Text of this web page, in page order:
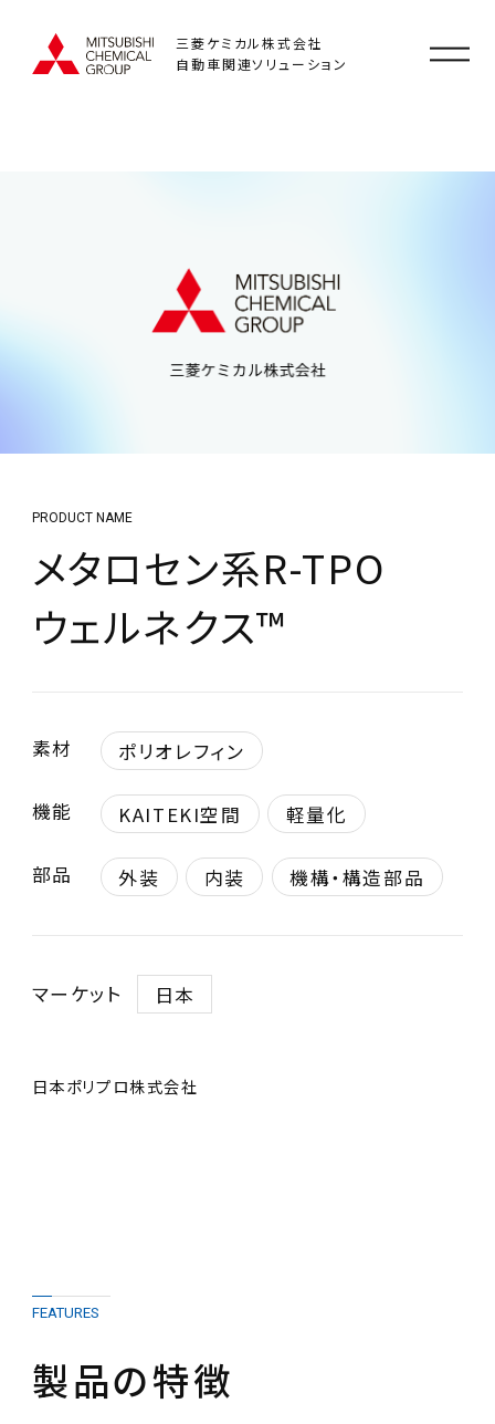
三菱ケミカル株式会社
自動車関連ソリューション
PRODUCT NAME
メタロセン系R-TPO
ウェルネクス™
素材 ポリオレフィン
機能 KAITEKI空間 軽量化
部品 外装 内装 機構・構造部品
マーケット 日本
日本ポリプロ株式会社
FEATURES
製品の特徴